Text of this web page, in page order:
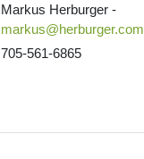
Markus Herburger -
markus@herburger.com
705-561-6865